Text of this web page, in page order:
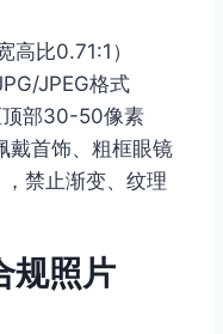
比0.71:1）
JPEG格式
顶部30-50像素
戴首饰、粗框眼镜
禁止渐变、纹理
规照片